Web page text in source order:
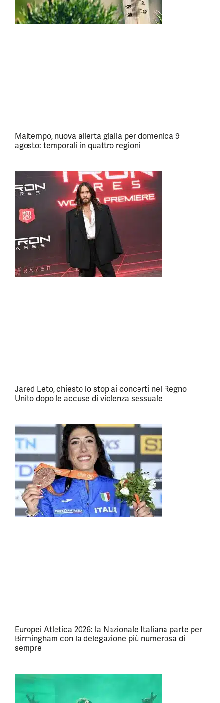
Maltempo, nuova allerta gialla per domenica 9
agosto: temporali in quattro regioni
Jared Leto, chiesto lo stop ai concerti nel Regno
Unito dopo le accuse di violenza sessuale
Europei Atletica 2026: la Nazionale Italiana parte per
Birmingham con la delegazione più numerosa di
sempre